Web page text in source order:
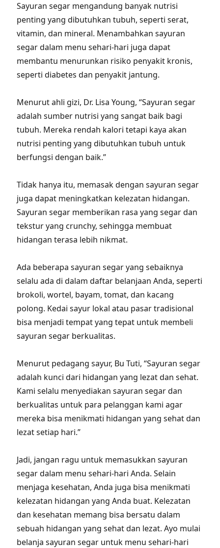
Sayuran segar mengandung banyak nutrisi
penting yang dibutuhkan tubuh, seperti serat,
vitamin, dan mineral. Menambahkan sayuran
segar dalam menu sehari-hari juga dapat
membantu menurunkan risiko penyakit kronis,
seperti diabetes dan penyakit jantung.
Menurut ahli gizi, Dr. Lisa Young, “Sayuran segar
adalah sumber nutrisi yang sangat baik bagi
tubuh. Mereka rendah kalori tetapi kaya akan
nutrisi penting yang dibutuhkan tubuh untuk
berfungsi dengan baik.”
Tidak hanya itu, memasak dengan sayuran segar
juga dapat meningkatkan kelezatan hidangan.
Sayuran segar memberikan rasa yang segar dan
tekstur yang crunchy, sehingga membuat
hidangan terasa lebih nikmat.
Ada beberapa sayuran segar yang sebaiknya
selalu ada di dalam daftar belanjaan Anda, seperti
brokoli, wortel, bayam, tomat, dan kacang
polong. Kedai sayur lokal atau pasar tradisional
bisa menjadi tempat yang tepat untuk membeli
sayuran segar berkualitas.
Menurut pedagang sayur, Bu Tuti, “Sayuran segar
adalah kunci dari hidangan yang lezat dan sehat.
Kami selalu menyediakan sayuran segar dan
berkualitas untuk para pelanggan kami agar
mereka bisa menikmati hidangan yang sehat dan
lezat setiap hari.”
Jadi, jangan ragu untuk memasukkan sayuran
segar dalam menu sehari-hari Anda. Selain
menjaga kesehatan, Anda juga bisa menikmati
kelezatan hidangan yang Anda buat. Kelezatan
dan kesehatan memang bisa bersatu dalam
sebuah hidangan yang sehat dan lezat. Ayo mulai
belanja sayuran segar untuk menu sehari-hari